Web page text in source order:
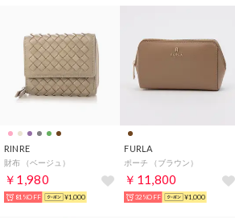
RINRE
財布 （ベージュ）
￥1,980
81%OFF ¥1,000
FURLA
ポーチ （ブラウン）
￥11,800
32%OFF ¥1,000